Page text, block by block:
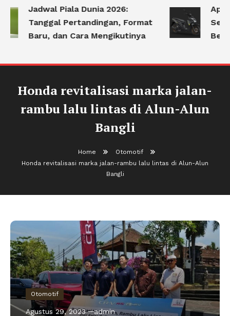
Jadwal Piala Dunia 2026:
Tanggal Pertandingan, Format
Baru, dan Cara Mengikutinya
Apa
Honda revitalisasi marka jalan-
rambu lalu lintas di Alun-Alun
Bangli
Home
Otomotif
Honda revitalisasi marka jalan-rambu lalu lintas di Alun-Alun
Bangli
Otomotif
Agustus 29, 2023 admin